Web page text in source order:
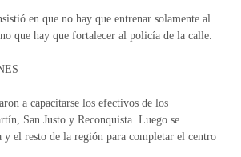
en que no hay que entrenar solamente al
que hay que fortalecer al policía de la calle.
a capacitarse los efectivos de los
San Justo y Reconquista. Luego se
y el resto de la región para completar el centro